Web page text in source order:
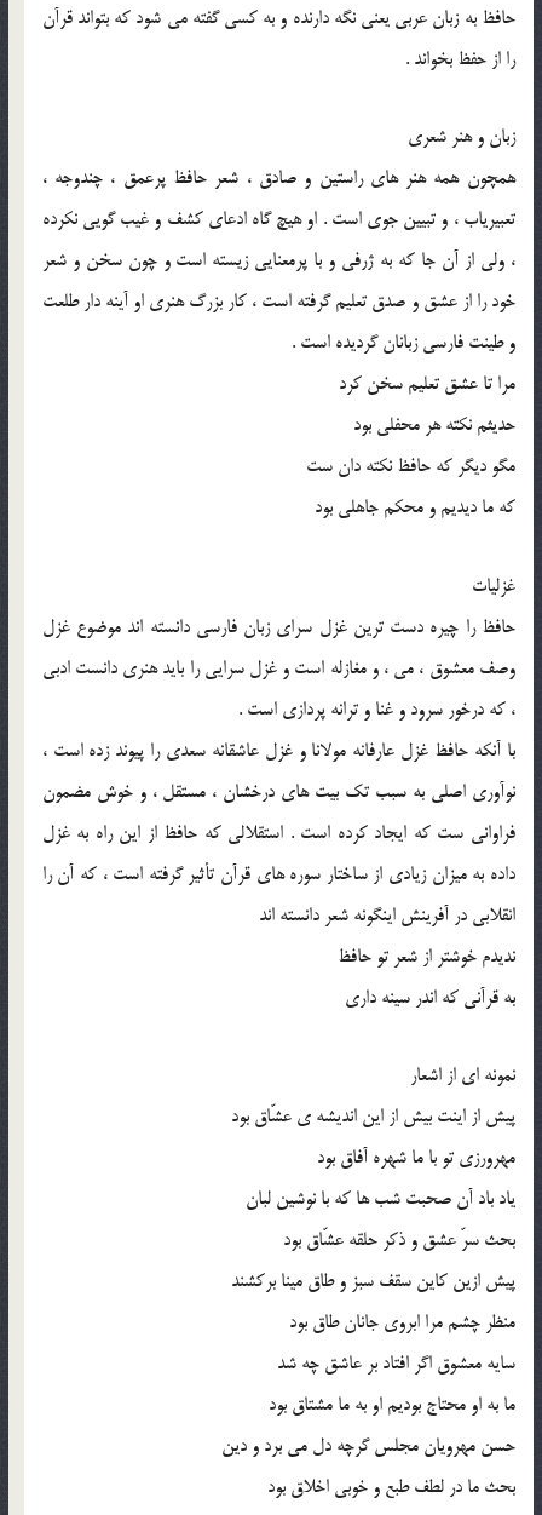
حافظ به زبان عربی یعنی نگه دارنده و به کسی گفته می ‌شود که بتواند قرآن
را از حفظ بخواند .
زبان و هنر شعری
همچون همه هنر های راستین و صادق ، شعر حافظ پرعمق ، چندوجه ،
تعبیریاب ، و تبیین ‌جوی است . او هیچ ‌گاه ادعای کشف و غیب ‌گویی نکرده
، ولی از آن‌ جا که به ژرفی و با پرمعنایی زیسته ‌است و چون سخن و شعر
خود را از عشق و صدق تعلیم گرفته ‌است ، کار بزرگ هنری او آینه‌ دار طلعت
و طینت فارسی‌ زبانان گردیده ‌است .
مرا تا عشق تعلیم سخن کرد
حدیثم نکته هر محفلی بود
مگو دیگر که حافظ نکته‌ دان ‌ست
که ما دیدیم و محکم جاهلی بود
غزلیات
حافظ را چیره ‌دست ‌ترین غزل سرای زبان فارسی دانسته ‌اند موضوع غزل
وصف معشوق ، می ، و مغازله‌ است و غزل ‌سرایی را باید هنری دانست ادبی
، که درخور سرود و غنا و ترانه پردازی‌ است .
با آنکه حافظ غزل عارفانه مولانا و غزل عاشقانه سعدی را پیوند زده ‌است ،
نوآوری اصلی به ‌سبب تک بیت ‌های درخشان ، مستقل ، و خوش ‌مضمون
فراوانی ست که ایجاد کرده ‌است . استقلالی که حافظ از این راه به غزل
داده به میزان زیادی از ساختار سوره ‌های قرآن تأثیر گرفته ‌است ، که آن را
انقلابی در آفرینش اینگونه شعر دانسته‌ اند
ندیدم خوشتر از شعر تو حافظ
به قرآنی که اندر سینه داری
نمونه ‌ای از اشعار
پیش از اینت بیش از این اندیشه ‌ی عشّاق بود
مهرورزی تو با ما شهره آفاق بود
یاد باد آن صحبت شب ها که با نوشین ‌لبان
بحث سرّ عشق و ذکر حلقه عشّاق بود
پیش ازین کاین سقف سبز و طاق مینا برکشند
منظر چشم مرا ابروی جانان طاق بود
سایه معشوق اگر افتاد بر عاشق چه شد
ما به او محتاج بودیم او به ما مشتاق بود
حسن مهرویان مجلس گرچه دل می‌ برد و دین
بحث ما در لطف طبع و خوبی اخلاق بود